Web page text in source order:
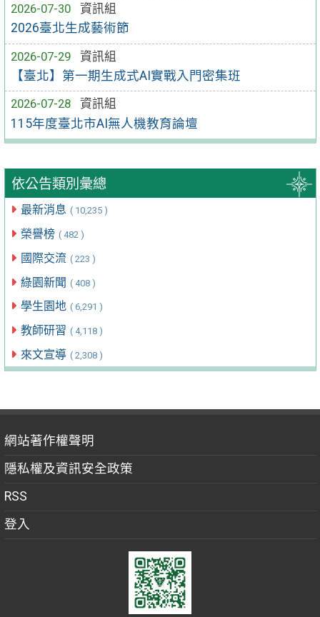
2026-07-30
資訊組
2026臺北生成藝術節
2026-07-29
資訊組
【臺北】第一期生成式AI實戰入門密集班
2026-07-28
資訊組
115年度臺北市AI無人機教育論壇
依公告類別彙總
最新消息 ( 10,235 )
榮譽榜 ( 482 )
國際交流 ( 223 )
綠園新聞 ( 408 )
學生園地 ( 6,291 )
教師研習 ( 4,118 )
來文宣導 ( 2,308 )
網站著作權聲明
隱私權及資訊安全政策
RSS
登入